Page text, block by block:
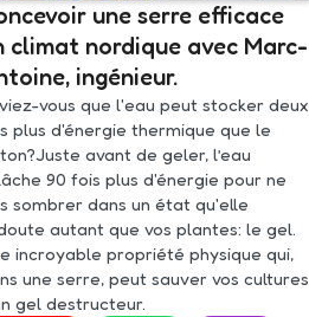
une serre efficace
climat nordique avec Marc-
ingénieur.
vous que l'eau peut stocker deux
plus d'énergie thermique que le
avant de geler, l’eau
90 fois plus d'énergie pour ne
sombrer dans un état qu'elle
autant que vos plantes: le gel.
incroyable propriété physique qui,
une serre, peut sauver vos cultures
gel destructeur.